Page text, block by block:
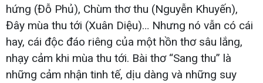
hứng (Đỗ Phủ), Chùm thơ thu (Nguyễn Khuyến),
Đây mùa thu tới (Xuân Diệu)… Nhưng nó vẫn có cái
hay, cái độc đáo riêng của một hồn thơ sâu lắng,
nhạy cảm khi mùa thu tới. Bài thơ “Sang thu” là
những cảm nhận tinh tế, dịu dàng và những suy